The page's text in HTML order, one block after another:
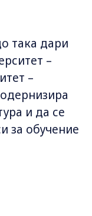
така дари
–
–
и да се
за обучение